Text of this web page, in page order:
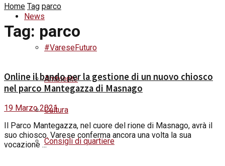
News
#VareseFuturo
Ambiente
Cultura
Consigli di quartiere
Home Tag parco
Tag: parco
Online il bando per la gestione di un nuovo chiosco
nel parco Mantegazza di Masnago
19 Marzo 2021
Il Parco Mantegazza, nel cuore del rione di Masnago, avrà il
suo chiosco. Varese conferma ancora una volta la sua
vocazione ...